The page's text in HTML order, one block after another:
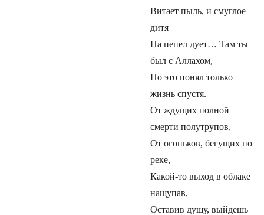
Витает пыль, и смуглое
дитя
На пепел дует… Там ты
был с Аллахом,
Но это понял только
жизнь спустя.
От ждущих полной
смерти полутрупов,
От огоньков, бегущих по
реке,
Какой-то выход в облаке
нащупав,
Оставив душу, выйдешь